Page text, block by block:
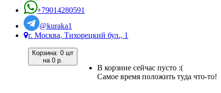
+79014280591
@kuraka1
г. Москва, Тихорецкий бул., 1
Корзина: 0 шт
на 0 р.
В корзине сейчас пусто :(
Самое время положить туда что-то!